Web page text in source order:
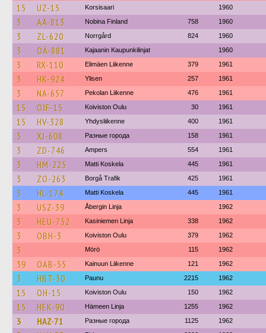
15 UZ-15 Korsisaari 1960
3 AÄ-813 Nobina Finland 758 1960
3 ZL-620 Norrgård 824 1960
3 OÄ-881 Kajaanin Kaupunkilinjat 1960
3 RX-110 Elimäen Liikenne 379 1961
3 HK-924 Ylisen 257 1961
3 NA-657 Pekolan Liikenne 476 1961
15 OJF-15 Koiviston Oulu 30 1961
15 HV-328 Yhdysliikenne 400 1961
3 XJ-608 Разные города 158 1961
3 ZD-746 Ampers 554 1961
3 HM-225 Matti Koskela 445 1961
3 ZO-263 Borgå Trafik 425 1961
3 HL-174 Matti Koskela 445 1961
3 USZ-39 Åbergin Linja 1962
3 HEU-752 Kasiniemen Linja 338 1962
3 OBH-3 Koiviston Oulu 379 1962
3 Mörö 115 1962
39 OAB-55 Kainuun Liikenne 121 1962
3 HBT-30 Paunu 2215 1962
15 OH-15 Koiviston Oulu 150 1962
15 HEK-90 Hämeen Linja 1255 1962
3 HAZ-71 Разные города 1125 1962